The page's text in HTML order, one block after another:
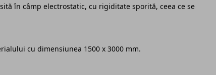
în câmp electrostatic, cu rigiditate sporită, ceea ce se
cu dimensiunea 1500 x 3000 mm.